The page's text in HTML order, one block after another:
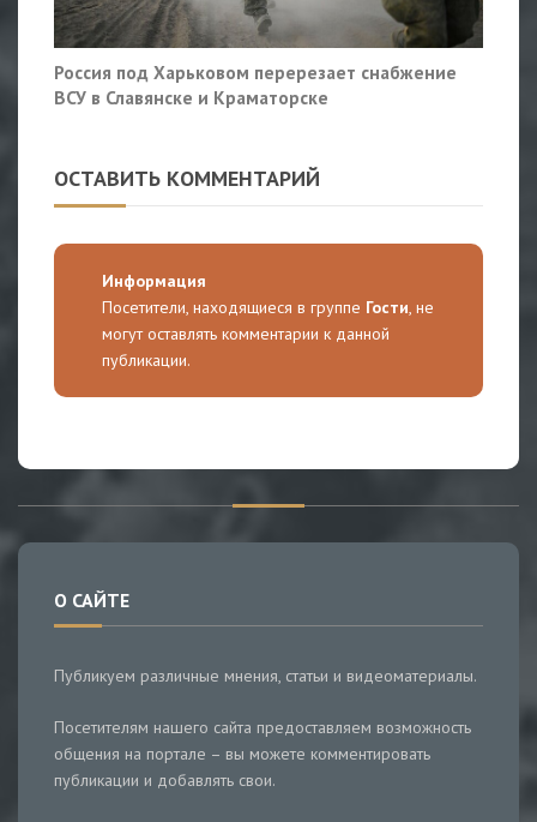
Россия под Харьковом перерезает снабжение
ВСУ в Славянске и Краматорске
ОСТАВИТЬ КОММЕНТАРИЙ
Информация
Посетители, находящиеся в группе Гости, не
могут оставлять комментарии к данной
публикации.
О САЙТЕ
Публикуем различные мнения, статьи и видеоматериалы.
Посетителям нашего сайта предоставляем возможность
общения на портале – вы можете комментировать
публикации и добавлять свои.